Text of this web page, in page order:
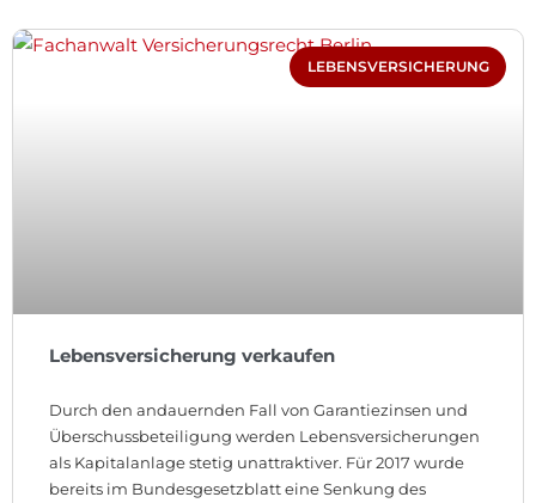
LEBENSVERSICHERUNG
Lebensversicherung verkaufen
Durch den andauernden Fall von Garantiezinsen und
Überschussbeteiligung werden Lebensversicherungen
als Kapitalanlage stetig unattraktiver. Für 2017 wurde
bereits im Bundesgesetzblatt eine Senkung des